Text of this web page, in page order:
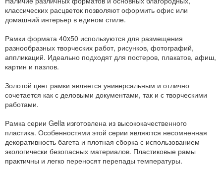
классических расцветок позволяют оформить офис или
домашний интерьер в едином стиле.
Рамки формата 40x50 используются для размещения
разнообразных творческих работ, рисунков, фотографий,
аппликаций. Идеально подходят для постеров, плакатов, афиш,
картин и пазлов.
Золотой цвет рамки является универсальным и отлично
сочетается как с деловыми документами, так и с творческими
работами.
Рамка серии Gella изготовлена из высококачественного
пластика. Особенностями этой серии являются несомненная
декоративность багета и плотная сборка с использованием
экологически безопасных материалов. Пластиковые рамы
практичны и легко переносят перепады температуры.